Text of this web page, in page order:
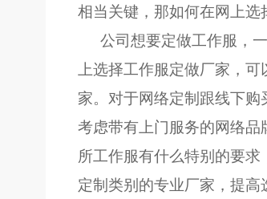
相当关键，那如何在网上选
公司想要定做工作服，
上选择工作服定做厂家，
家。对于网络定制跟线下
考虑带有上门服务的网络
所工作服有什么特别的要
定制类别的专业厂家，提高